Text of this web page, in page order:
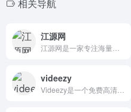
相关导航
江源网
videezy